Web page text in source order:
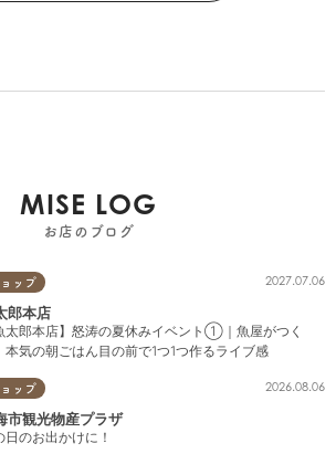
MISE LOG
お店のブログ
ップ 2027.07.06
郎本店
太郎本店】怒涛の夏休みイベント①｜魚屋がつく
本気の朝ごはん目の前で1つ1つ作るライブ感
ップ 2026.08.06
市観光物産プラザ
日のお出かけに！